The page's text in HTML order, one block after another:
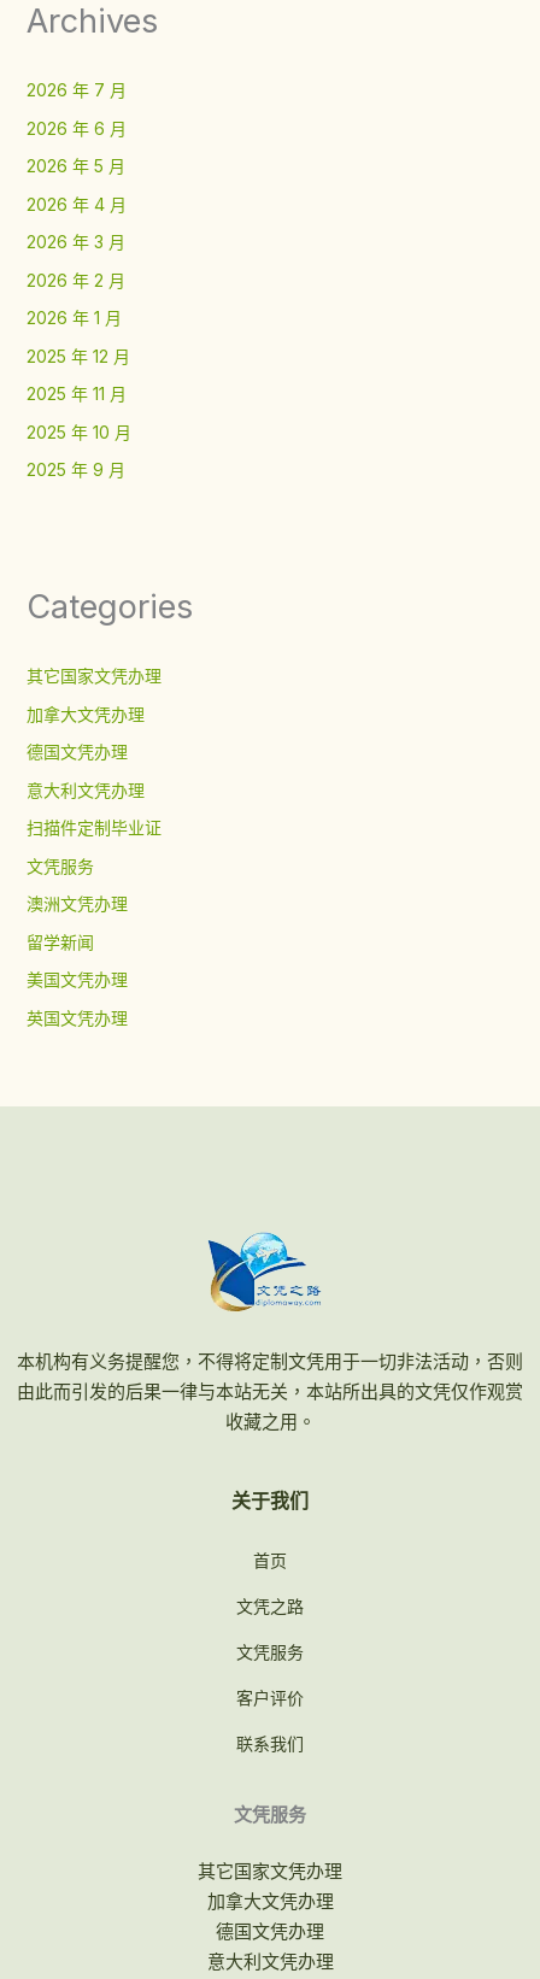
Archives
2026 年 7 月
2026 年 6 月
2026 年 5 月
2026 年 4 月
2026 年 3 月
2026 年 2 月
2026 年 1 月
2025 年 12 月
2025 年 11 月
2025 年 10 月
2025 年 9 月
Categories
其它国家文凭办理
加拿大文凭办理
德国文凭办理
意大利文凭办理
扫描件定制毕业证
文凭服务
澳洲文凭办理
留学新闻
美国文凭办理
英国文凭办理
本机构有义务提醒您，不得将定制文凭用于一切非法活动，否则
由此而引发的后果一律与本站无关，本站所出具的文凭仅作观赏
收藏之用。
关于我们
首页
文凭之路
文凭服务
客户评价
联系我们
文凭服务
其它国家文凭办理
加拿大文凭办理
德国文凭办理
意大利文凭办理